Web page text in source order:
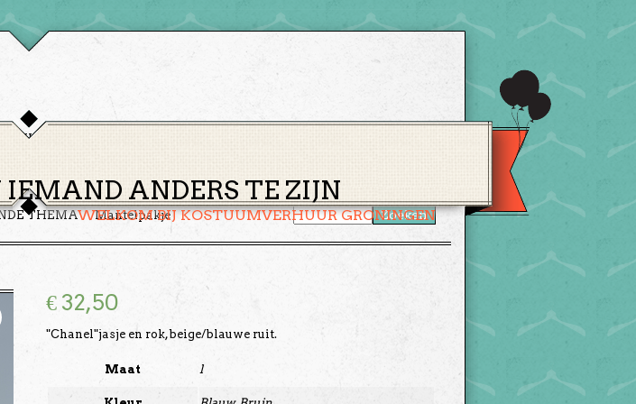
HUREN
ANDERS TE ZIJN
WELKOM BIJ KOSTUUMVERHUUR GRONINGEN
THEMA Mantelpakje
€ 32,50
"Chanel"jasje en rok,beige/blauwe ruit.
Maat l